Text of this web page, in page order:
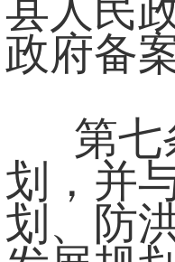
县人民
政府备
第
划，并
划、防